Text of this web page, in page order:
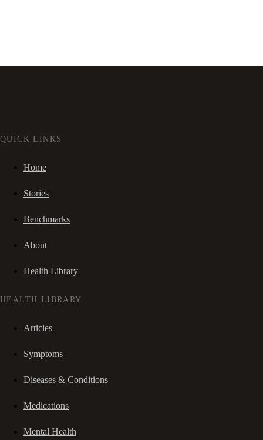
QUICK LINKS
Home
Stories
Benchmarks
About
Health Library
HEALTH LIBRARY
Articles
Symptoms
Diseases & Conditions
Medications
Mental Health